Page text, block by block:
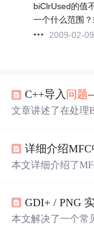
biClrUsed的值
一个什么范围
2009-02-09
C++导入 问题
文章讲述了在处理
详细介绍MFC
本文详细介绍了
示例。还解决了位
绍支持Alpha通道
本文解决了一个常